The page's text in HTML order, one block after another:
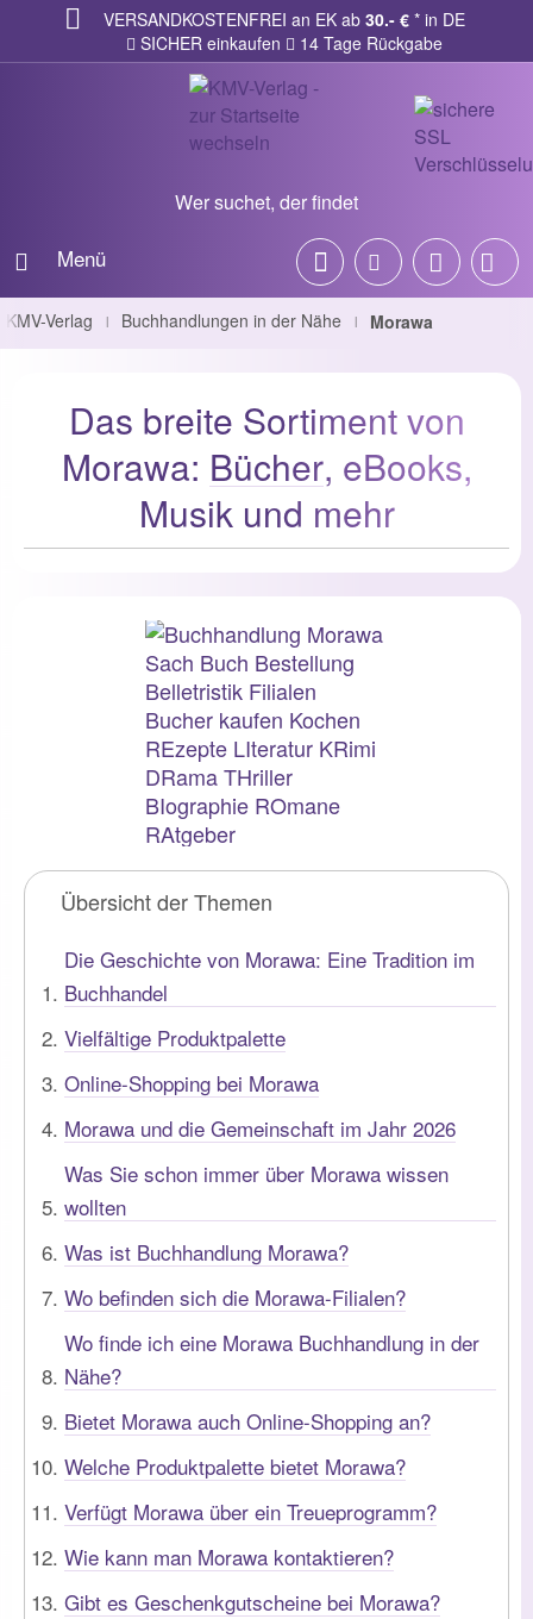
VERSANDKOSTENFREI an EK ab 30.- € * in DE
SICHER einkaufen
14 Tage Rückgabe
Wer suchet, der findet
Menü
KMV-Verlag | Buchhandlungen in der Nähe | Morawa
Das breite Sortiment von
Morawa: Bücher, eBooks,
Musik und mehr
Übersicht der Themen
Die Geschichte von Morawa: Eine Tradition im
Buchhandel
Vielfältige Produktpalette
Online-Shopping bei Morawa
Morawa und die Gemeinschaft im Jahr 2026
Was Sie schon immer über Morawa wissen
wollten
Was ist Buchhandlung Morawa?
Wo befinden sich die Morawa-Filialen?
Wo finde ich eine Morawa Buchhandlung in der
Nähe?
Bietet Morawa auch Online-Shopping an?
Welche Produktpalette bietet Morawa?
Verfügt Morawa über ein Treueprogramm?
Wie kann man Morawa kontaktieren?
Gibt es Geschenkgutscheine bei Morawa?